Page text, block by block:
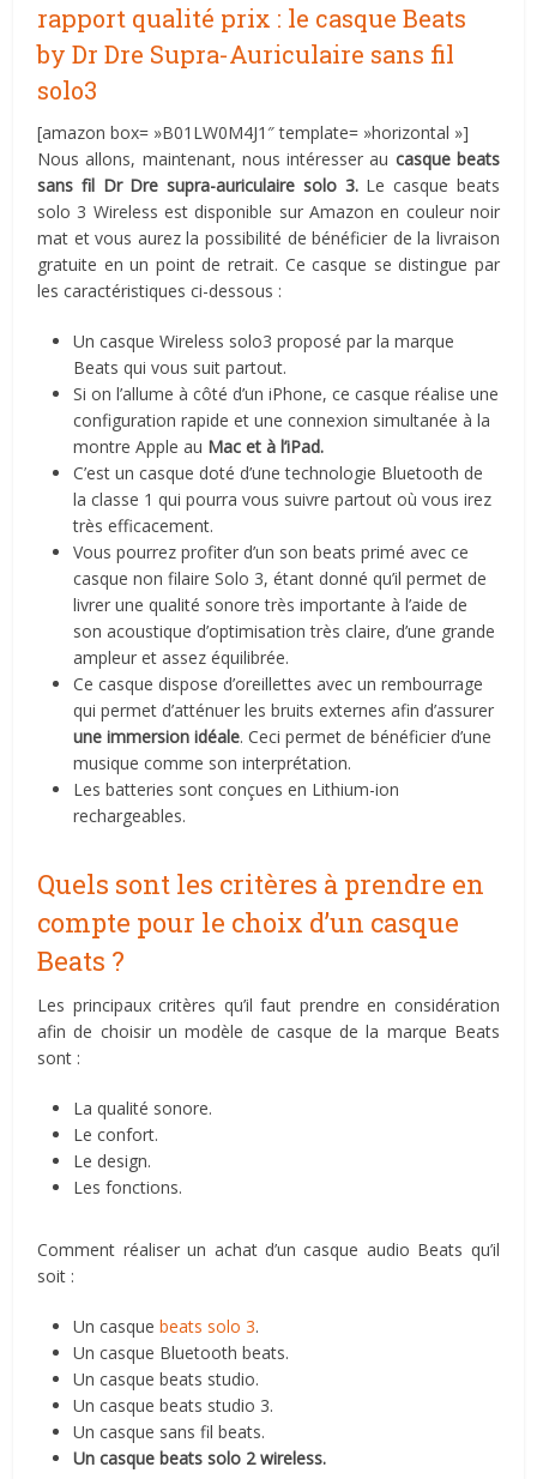
rapport qualité prix : le casque Beats
by Dr Dre Supra-Auriculaire sans fil
solo3
[amazon box= »B01LW0M4J1″ template= »horizontal »]
Nous allons, maintenant, nous intéresser au casque beats
sans fil Dr Dre supra-auriculaire solo 3.Le casque beats
solo 3 Wireless est disponible sur Amazon en couleur noir
mat et vous aurez la possibilité de bénéficier de la livraison
gratuite en un point de retrait. Ce casque se distingue par
les caractéristiques ci-dessous :
Un casque Wireless solo3 proposé par la marque
Beats qui vous suit partout.
Si on l’allume à côté d’un iPhone, ce casque réalise une
configuration rapide et une connexion simultanée à la
montre Apple au Mac et à l’iPad.
C’est un casque doté d’une technologie Bluetooth de
la classe 1 qui pourra vous suivre partout où vous irez
très efficacement.
Vous pourrez profiter d’un son beats primé avec ce
casque non filaire Solo 3, étant donné qu’il permet de
livrer une qualité sonore très importante à l’aide de
son acoustique d’optimisation très claire, d’une grande
ampleur et assez équilibrée.
Ce casque dispose d’oreillettes avec un rembourrage
qui permet d’atténuer les bruits externes afin d’assurer
une immersion idéale. Ceci permet de bénéficier d’une
musique comme son interprétation.
Les batteries sont conçues en Lithium-ion
rechargeables.
Quels sont les critères à prendre en
compte pour le choix d’un casque
Beats ?
Les principaux critères qu’il faut prendre en considération
afin de choisir un modèle de casque de la marque Beats
sont :
La qualité sonore.
Le confort.
Le design.
Les fonctions.
Comment réaliser un achat d’un casque audio Beats qu’il
soit :
Un casquebeats solo 3.
Un casque Bluetooth beats.
Un casque beats studio.
Un casque beats studio 3.
Un casque sans fil beats.
Un casque beats solo 2 wireless.